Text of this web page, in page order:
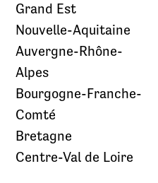
Grand Est
Nouvelle-Aquitaine
Auvergne-Rhône-
Alpes
Bourgogne-Franche-
Comté
Bretagne
Centre-Val de Loire